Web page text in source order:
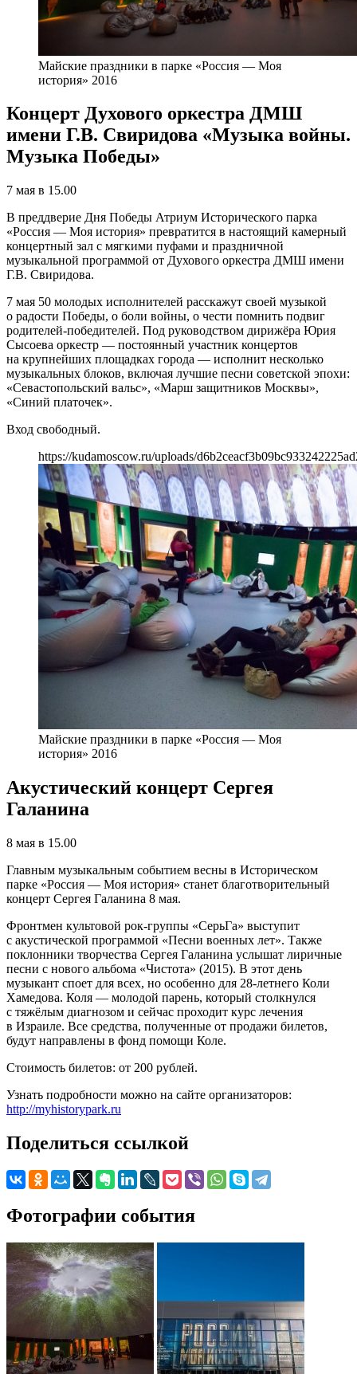
Майские праздники в парке «Россия — Моя
история» 2016
Концерт Духового оркестра ДМШ
имени Г.В. Свиридова «Музыка войны.
Музыка Победы»
7 мая в 15.00
В преддверие Дня Победы Атриум Исторического парка
«Россия — Моя история» превратится в настоящий камерный
концертный зал с мягкими пуфами и праздничной
музыкальной программой от Духового оркестра ДМШ имени
Г.В. Свиридова.
7 мая 50 молодых исполнителей расскажут своей музыкой
о радости Победы, о боли войны, о чести помнить подвиг
родителей-победителей. Под руководством дирижёра Юрия
Сысоева оркестр — постоянный участник концертов
на крупнейших площадках города — исполнит несколько
музыкальных блоков, включая лучшие песни советской эпохи:
«Севастопольский вальс», «Марш защитников Москвы»,
«Синий платочек».
Вход свободный.
https://kudamoscow.ru/uploads/
Майские праздники в парке «Россия — Моя
история» 2016
Акустический концерт Сергея
Галанина
8 мая в 15.00
Главным музыкальным событием весны в Историческом
парке «Россия — Моя история» станет благотворительный
концерт Сергея Галанина 8 мая.
Фронтмен культовой рок-группы «СерьГа» выступит
с акустической программой «Песни военных лет». Также
поклонники творчества Сергея Галанина услышат лиричные
песни с нового альбома «Чистота» (2015). В этот день
музыкант споет для всех, но особенно для 28-летнего Коли
Хамедова. Коля — молодой парень, который столкнулся
с тяжёлым диагнозом и сейчас проходит курс лечения
в Израиле. Все средства, полученные от продажи билетов,
будут направлены в фонд помощи Коле.
Стоимость билетов: от 200 рублей.
Узнать подробности можно на сайте организаторов:
http://myhistorypark.ru
Поделиться ссылкой
Фотографии события